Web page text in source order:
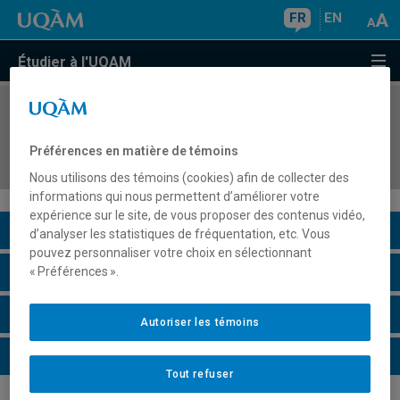
FR EN
Étudier à l'UQAM
COURS//
restauration
Description du cours
Horaire - Été 2026
Horaire - Automne 2026
Horaire - Hiver 2027
Préférences en matière de témoins
Nous utilisons des témoins (cookies) afin de collecter des
informations qui nous permettent d’améliorer votre
expérience sur le site, de vous proposer des contenus vidéo,
d’analyser les statistiques de fréquentation, etc. Vous
pouvez personnaliser votre choix en sélectionnant
« Préférences ».
Tout refuser
Autoriser les témoins